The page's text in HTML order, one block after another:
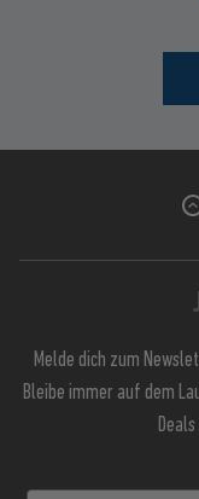
Melde dich zum
Bleibe immer auf dem